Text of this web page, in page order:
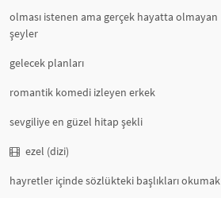
olması istenen ama gerçek hayatta olmayan
şeyler
gelecek planları
romantik komedi izleyen erkek
sevgiliye en güzel hitap şekli
ezel (dizi)
hayretler içinde sözlükteki başlıkları okumak